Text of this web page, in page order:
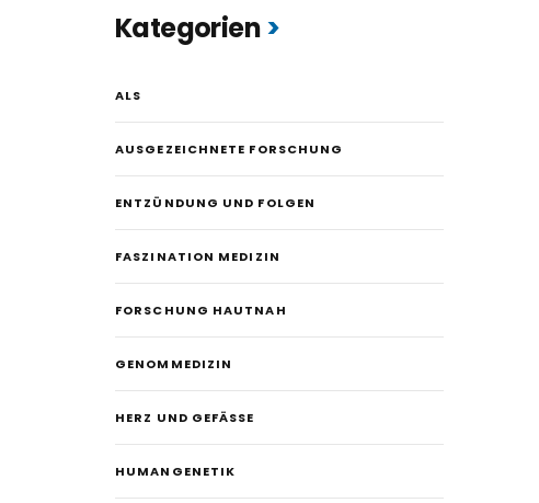
Kategorien
ALS
AUSGEZEICHNETE FORSCHUNG
ENTZÜNDUNG UND FOLGEN
FASZINATION MEDIZIN
FORSCHUNG HAUTNAH
GENOMMEDIZIN
HERZ UND GEFÄSSE
HUMANGENETIK